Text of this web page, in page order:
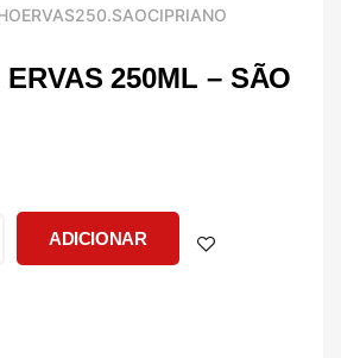
250ML – SÃO
ADICIONAR